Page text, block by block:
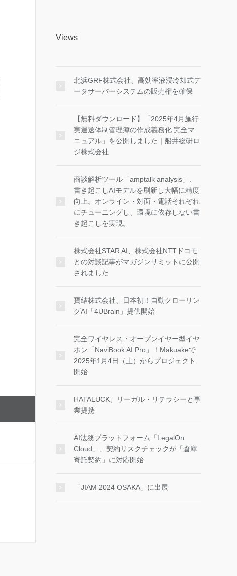
Views
北浜GRF株式会社、高効率液浸冷却式デ
ータサーバーシステムの販売権を確保
【無料ダウンロード】「2025年4月施行
実運送体制管理簿の作成義務化 完全マ
ニュアル」を公開しました｜船井総研ロ
ジ株式会社
商談解析ツール「amptalk analysis」、
書き起こしAIモデルを刷新し大幅に精度
向上。オンライン・対面・電話それぞれ
にチューニングし、環境に依存しない書
き起こしを実現。
株式会社STAR AI、株式会社NTTドコモ
との対談記事がマガジンサミットに公開
されました
寶結株式会社、日本初！自動クローリン
グAI「4UBrain」提供開始
完全ワイヤレス・オープンイヤー型イヤ
ホン「NaviBook AI Pro」！Makuakeで
2025年1月4日（土）からプロジェクト
開始
HATALUCK、リーガル・リテラシーと事
業提携
AI法務プラットフォーム「LegalOn
Cloud」、契約リスクチェックが「倉庫
寄託契約」に対応開始
「JIAM 2024 OSAKA」に出展